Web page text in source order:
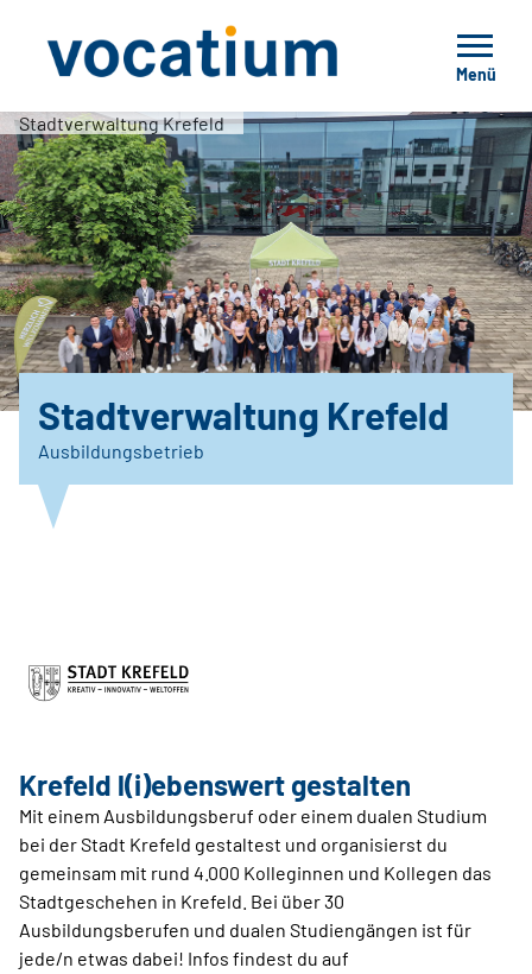
Menü
Stadtverwaltung Krefeld
Stadtverwaltung Krefeld
Ausbildungsbetrieb
Krefeld l(i)ebenswert gestalten
Mit einem Ausbildungsberuf oder einem dualen Studium
bei der Stadt Krefeld gestaltest und organisierst du
gemeinsam mit rund 4.000 Kolleginnen und Kollegen das
Stadtgeschehen in Krefeld. Bei über 30
Ausbildungsberufen und dualen Studiengängen ist für
jede/n etwas dabei! Infos findest du auf